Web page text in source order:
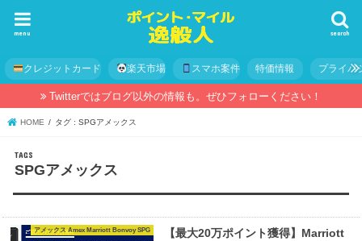
search
menu
クレジットカード 楽天市場 スマホ案件 特価情報 プライバ
Twitterではブログ以外の情報も。ぜひフォローください！
HOME タグ : SPGアメックス
SPGアメックス
アメックス Amex Marriott Bonvoy SPG
【最大20万ポイント獲得】Marriott